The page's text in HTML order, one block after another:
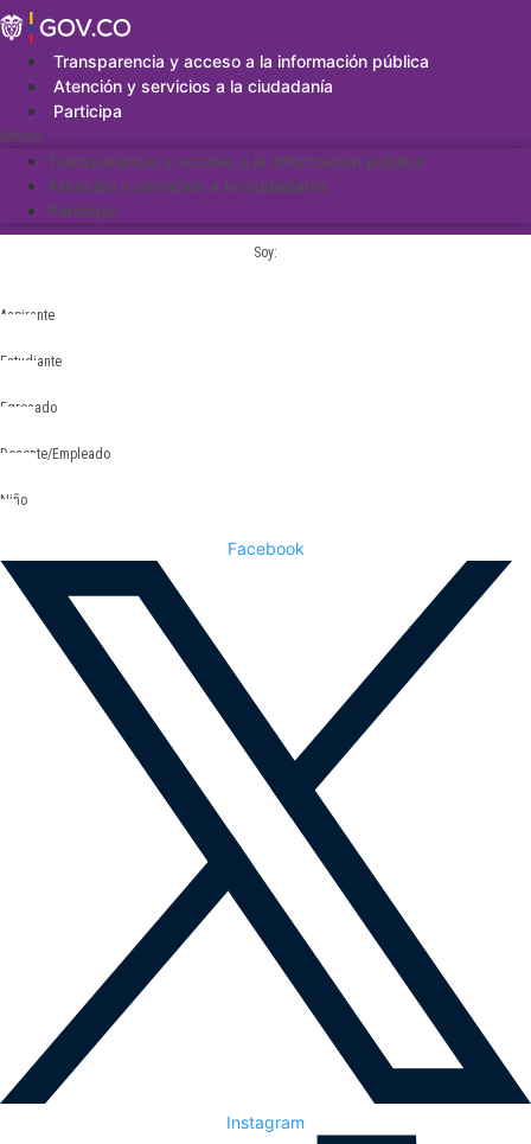
Saltar
al
contenidoTransparencia y acceso a la información pública
Atención y servicios a la ciudadanía
Participa
Menu
Transparencia y acceso a la información pública
Atención y servicios a la ciudadanía
Participa
Soy:
Aspirante
Estudiante
Egresado
Docente/Empleado
Niño
Facebook
Instagram